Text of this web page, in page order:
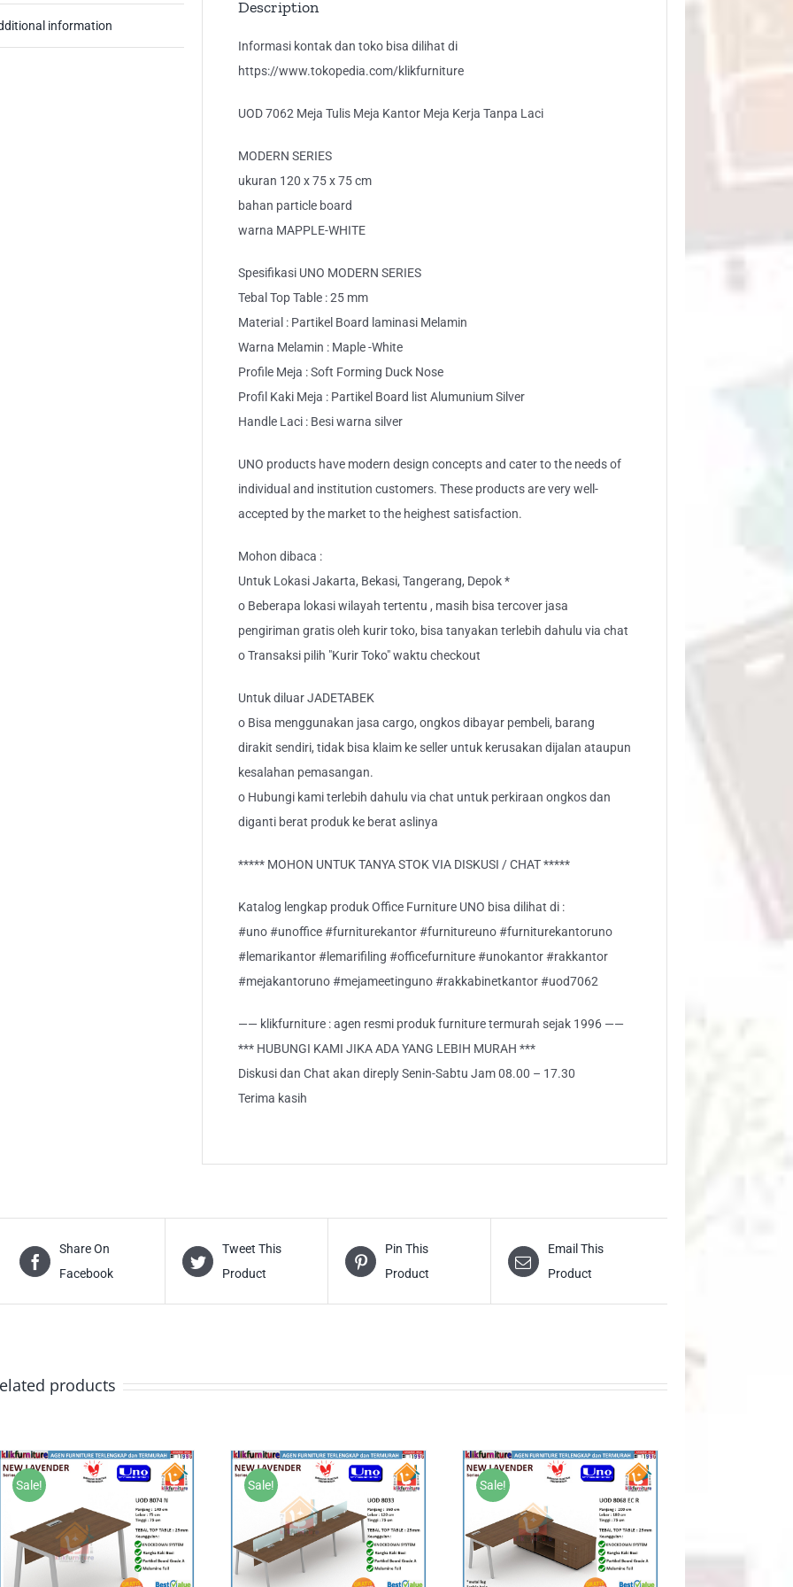
information
Description
Informasi kontak dan toko bisa dilihat di
https://www.tokopedia.com/klikfurniture
UOD 7062 Meja Tulis Meja Kantor Meja Kerja Tanpa Laci
MODERN SERIES
ukuran 120 x 75 x 75 cm
bahan particle board
warna MAPPLE-WHITE
Spesifikasi UNO MODERN SERIES
Tebal Top Table : 25 mm
Material : Partikel Board laminasi Melamin
Warna Melamin : Maple -White
Profile Meja : Soft Forming Duck Nose
Profil Kaki Meja : Partikel Board list Alumunium Silver
Handle Laci : Besi warna silver
UNO products have modern design concepts and cater to the needs of
individual and institution customers. These products are very well-
accepted by the market to the heighest satisfaction.
Mohon dibaca :
Untuk Lokasi Jakarta, Bekasi, Tangerang, Depok *
o Beberapa lokasi wilayah tertentu , masih bisa tercover jasa
pengiriman gratis oleh kurir toko, bisa tanyakan terlebih dahulu via chat
o Transaksi pilih "Kurir Toko" waktu checkout
Untuk diluar JADETABEK
o Bisa menggunakan jasa cargo, ongkos dibayar pembeli, barang
dirakit sendiri, tidak bisa klaim ke seller untuk kerusakan dijalan ataupun
kesalahan pemasangan.
o Hubungi kami terlebih dahulu via chat untuk perkiraan ongkos dan
diganti berat produk ke berat aslinya
***** MOHON UNTUK TANYA STOK VIA DISKUSI / CHAT *****
Katalog lengkap produk Office Furniture UNO bisa dilihat di :
#uno #unoffice #furniturekantor #furnitureuno #furniturekantoruno
#lemarikantor #lemarifiling #officefurniture #unokantor #rakkantor
#mejakantoruno #mejameetinguno #rakkabinetkantor #uod7062
—— klikfurniture : agen resmi produk furniture termurah sejak 1996 ——
*** HUBUNGI KAMI JIKA ADA YANG LEBIH MURAH ***
Diskusi dan Chat akan direply Senin-Sabtu Jam 08.00 – 17.30
Terima kasih
Share On
Facebook
Tweet This
Product
Pin This
Product
Email This
Product
products
Sale! Sale! Sale!